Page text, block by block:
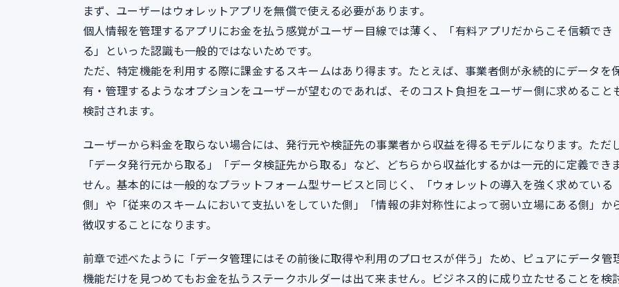
まず、ユーザーはウォレットアプリを無償で使える必要があります。
個人情報を管理するアプリにお金を払う感覚がユーザー目線では薄く、「有料アプリだからこそ信頼でき
る」といった認識も一般的ではないためです。
ただ、特定機能を利用する際に課金するスキームはあり得ます。たとえば、事業者側が永続的にデータを
有・管理するようなオプションをユーザーが望むのであれば、そのコスト負担をユーザー側に求めること
検討されます。
ユーザーから料金を取らない場合には、発行元や検証先の事業者から収益を得るモデルになります。ただ
「データ発行元から取る」「データ検証先から取る」など、どちらから収益化するかは一元的に定義でき
せん。基本的には一般的なプラットフォーム型サービスと同じく、「ウォレットの導入を強く求めている
側」や「従来のスキームにおいて支払いをしていた側」「情報の非対称性によって弱い立場にある側」か
徴収することになります。
前章で述べたように「データ管理にはその前後に取得や利用のプロセスが伴う」ため、ピュアにデータ管
機能だけを見つめてもお金を払うステークホルダーは出て来ません。ビジネス的に成り立たせることを検